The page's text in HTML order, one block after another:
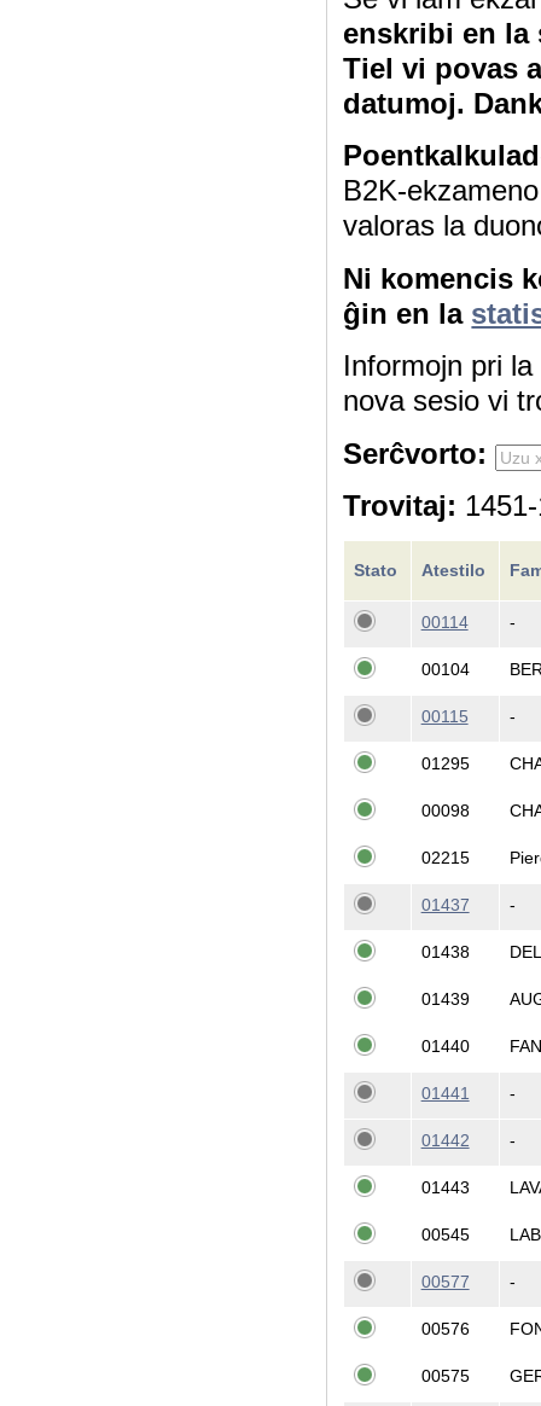
enskribi en la
Tiel vi povas
datumoj.
B2K-
valoras la
Ni komencis
ĝin en la
Informojn pri
nova sesio vi
Serĉvorto:
Trovitaj:
Stato Atestilo
00114 -
00104
00115 -
01295
00098
02215
01437 -
01438
01439
01440
01441 -
01442 -
01443
00545
00577 -
00576
00575